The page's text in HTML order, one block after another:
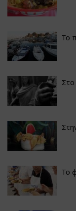
Το
Στο
Το